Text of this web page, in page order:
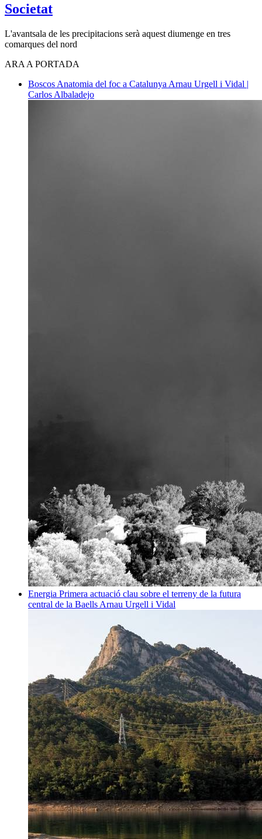
Societat
L'avantsala de les precipitacions serà aquest diumenge en tres
comarques del nord
ARA A PORTADA
Boscos Anatomia del foc a Catalunya Arnau Urgell i Vidal |
Carlos Albaladejo
Energia Primera actuació clau sobre el terreny de la futura
central de la Baells Arnau Urgell i Vidal